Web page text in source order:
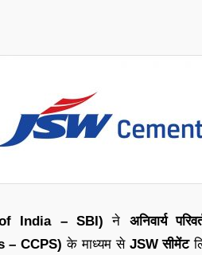
India – SBI) ने अनिवार्य
– CCPS) के माध्यम से JSW सीमेंट